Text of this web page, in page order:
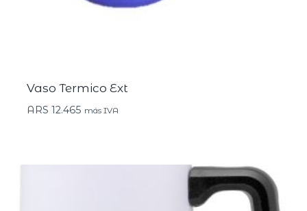
Vaso Termico Ext
ARS 12.465 más IVA